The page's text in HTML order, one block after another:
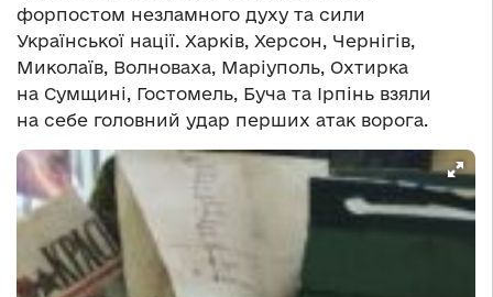
форпостом незламного духу та сили
Української нації. Харків, Херсон, Чернігів,
Миколаїв, Волноваха, Маріуполь, Охтирка
на Сумщині, Гостомель, Буча та Ірпінь взяли
на себе головний удар перших атак ворога.